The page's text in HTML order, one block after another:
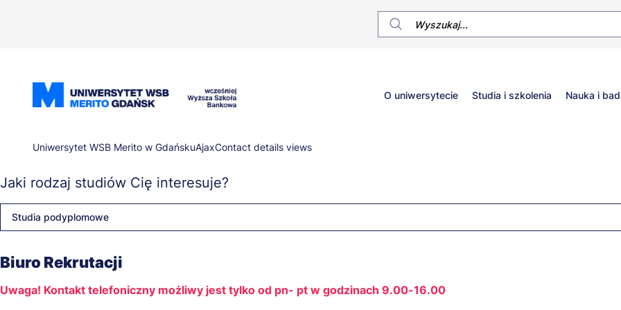
Główne
O uniwersytecie Studia i szkolenia Nauka i
Ścieżka
nawigacyjna
Uniwersytet WSB Merito w GdańskuAjaxContact details views
Jaki rodzaj studiów Cię interesuje?
Studia podyplomowe
Biuro Rekrutacji
Uwaga! Kontakt telefoniczny możliwy jest tylko od pn- pt w godzinach 9.00-16.00